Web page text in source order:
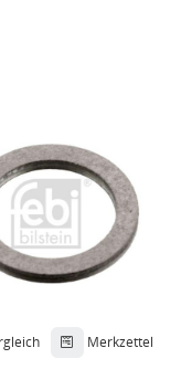
Merkzettel